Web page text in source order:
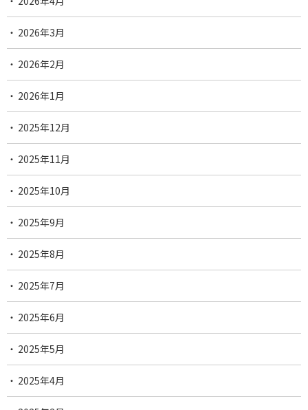
2026年3月
2026年2月
2026年1月
2025年12月
2025年11月
2025年10月
2025年9月
2025年8月
2025年7月
2025年6月
2025年5月
2025年4月